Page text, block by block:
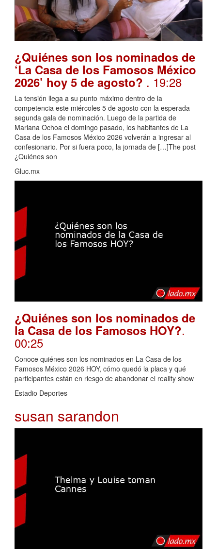
¿Quiénes son los nominados de
‘La Casa de los Famosos México
2026’ hoy 5 de agosto? . 19:28
La tensión llega a su punto máximo dentro de la
competencia este miércoles 5 de agosto con la esperada
segunda gala de nominación. Luego de la partida de
Mariana Ochoa el domingo pasado, los habitantes de La
Casa de los Famosos México 2026 volverán a ingresar al
confesionario. Por si fuera poco, la jornada de […]The post
¿Quiénes son
Gluc.mx
¿Quiénes son los nominados de
la Casa de los Famosos HOY?.
00:25
Conoce quiénes son los nominados en La Casa de los
Famosos México 2026 HOY, cómo quedó la placa y qué
participantes están en riesgo de abandonar el reality show
Estadio Deportes
susan sarandon